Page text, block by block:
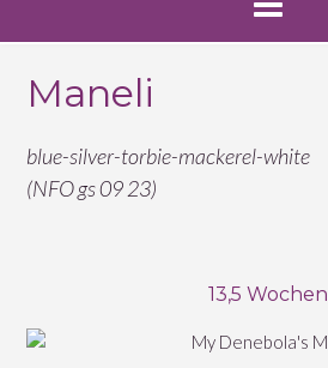
Maneli
blue-silver-torbie-mackerel-white
(NFO gs 09 23)
13,5 Wochen